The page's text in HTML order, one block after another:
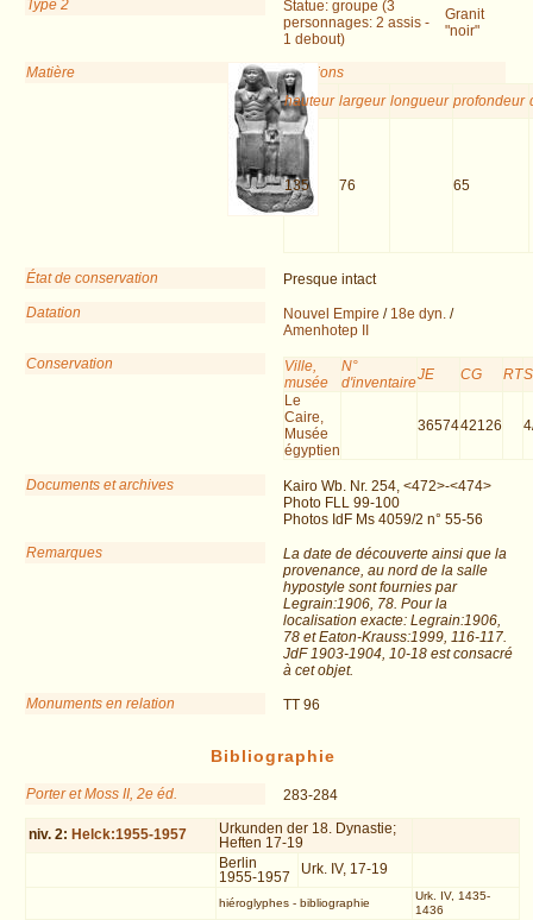
Type 2
Statue: groupe (3
personnages: 2 assis -
1 debout)
Matière
Granit
"noir"
Dimensions
hauteur largeur longueur profondeur
135 76 65
État de conservation
Presque intact
Datation
Nouvel Empire / 18e dyn. /
Amenhotep II
Conservation
Ville,
musée
N°
d'inventaireJE CG RT
Le
Caire,
Musée
égyptien
3657442126
Documents et archives
Kairo Wb. Nr. 254, <472>-<474>
Photo FLL 99-100
Photos IdF Ms 4059/2 n° 55-56
Remarques
La date de découverte ainsi que la
provenance, au nord de la salle
hypostyle sont fournies par
Legrain:1906, 78. Pour la
localisation exacte: Legrain:1906,
78 et Eaton-Krauss:1999, 116-117.
JdF 1903-1904, 10-18 est consacré
à cet objet.
Monuments en relation
TT 96
Bibliographie
Porter et Moss II, 2e éd. 283-284
niv. 2: Helck:1955-1957
Urkunden der 18. Dynastie;
Heften 17-19
Berlin
1955-1957
Urk. IV, 17-19
hiéroglyphes- bibliographie
Urk. IV, 1435-
1436